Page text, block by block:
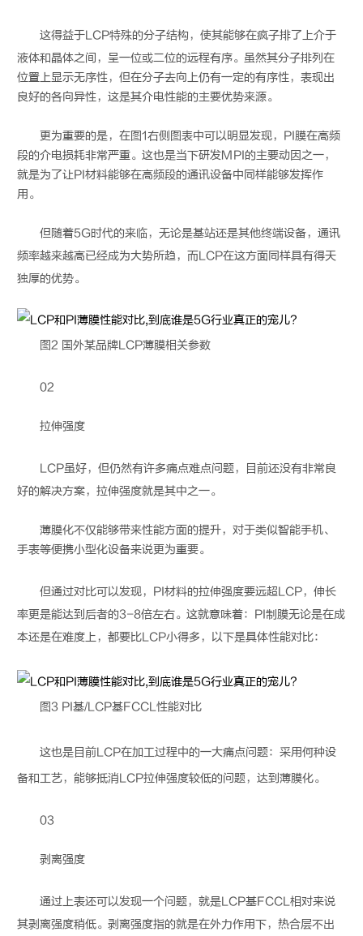
这得益于LCP特殊的分子结构，使其能够在疯子排了上介于
液体和晶体之间，呈一位或二位的远程有序。虽然其分子排列在
位置上显示无序性，但在分子去向上仍有一定的有序性，表现出
良好的各向异性，这是其介电性能的主要优势来源。
更为重要的是，在图1右侧图表中可以明显发现，PI膜在高频
段的介电损耗非常严重。这也是当下研发MPI的主要动因之一，
就是为了让PI材料能够在高频段的通讯设备中同样能够发挥作
用。
但随着5G时代的来临，无论是基站还是其他终端设备，通讯
频率越来越高已经成为大势所趋，而LCP在这方面同样具有得天
独厚的优势。
图2 国外某品牌LCP薄膜相关参数
02
拉伸强度
LCP虽好，但仍然有许多痛点难点问题，目前还没有非常良
好的解决方案，拉伸强度就是其中之一。
薄膜化不仅能够带来性能方面的提升，对于类似智能手机、
手表等便携小型化设备来说更为重要。
但通过对比可以发现，PI材料的拉伸强度要远超LCP，伸长
率更是能达到后者的3-8倍左右。这就意味着：PI制膜无论是在成
本还是在难度上，都要比LCP小得多，以下是具体性能对比：
图3 PI基/LCP基FCCL性能对比
这也是目前LCP在加工过程中的一大痛点问题：采用何种设
备和工艺，能够抵消LCP拉伸强度较低的问题，达到薄膜化。
03
剥离强度
通过上表还可以发现一个问题，就是LCP基FCCL相对来说
其剥离强度稍低。剥离强度指的就是在外力作用下，热合层不出